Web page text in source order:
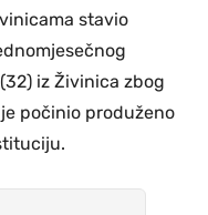
stavio
iz Živinica zbog
počinio produženo